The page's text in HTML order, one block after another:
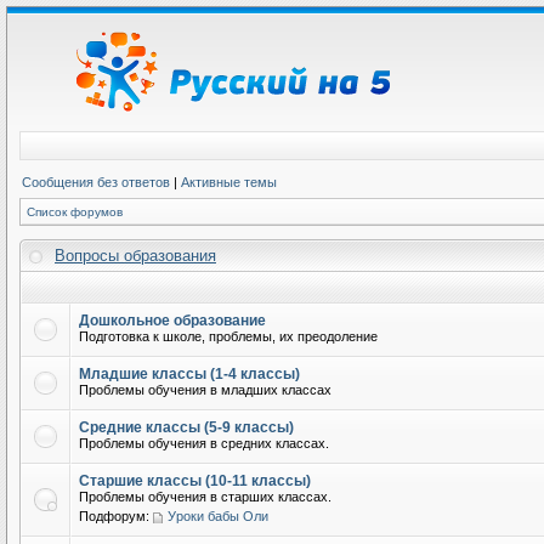
Сообщения без ответов | Активные темы
Список форумов
Вопросы образования
Дошкольное образование
Подготовка к школе, проблемы, их преодоление
Младшие классы (1-4 классы)
Проблемы обучения в младших классах
Средние классы (5-9 классы)
Проблемы обучения в средних классах.
Старшие классы (10-11 классы)
Проблемы обучения в старших классах.
Подфорум:
Уроки бабы Оли